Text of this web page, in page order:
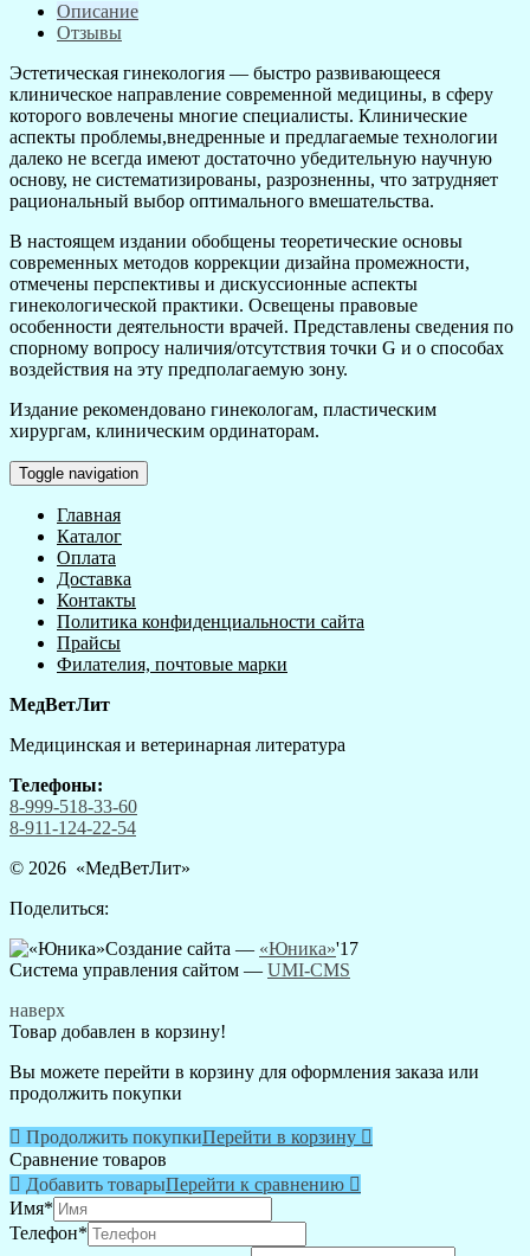
Описание
Отзывы
Эстетическая гинекология ― быстро развивающееся
клиническое направление современной медицины, в сферу
которого вовлечены многие специалисты. Клинические
аспекты проблемы,внедренные и предлагаемые технологии
далеко не всегда имеют достаточно убедительную научную
основу, не систематизированы, разрозненны, что затрудняет
рациональный выбор оптимального вмешательства.
В настоящем издании обобщены теоретические основы
современных методов коррекции дизайна промежности,
отмечены перспективы и дискуссионные аспекты
гинекологической практики. Освещены правовые
особенности деятельности врачей. Представлены сведения по
спорному вопросу наличия/отсутствия точки G и о способах
воздействия на эту предполагаемую зону.
Издание рекомендовано гинекологам, пластическим
хирургам, клиническим ординаторам.
Toggle navigation
Главная
Каталог
Оплата
Доставка
Контакты
Политика конфиденциальности сайта
Прайсы
Филателия, почтовые марки
МедВетЛит
Медицинская и ветеринарная литература
Телефоны:
8-999-518-33-60
8-911-124-22-54
© 2026 «МедВетЛит»
Поделиться:
Создание сайта — «Юника»'17
Система управления сайтом — UMI-CMS
наверх
Товар добавлен в корзину!
Вы можете перейти в корзину для оформления заказа или
продолжить покупки
 Продолжить покупкиПерейти в корзину 
Сравнение товаров
 Добавить товарыПерейти к сравнению 
Имя*
Телефон*